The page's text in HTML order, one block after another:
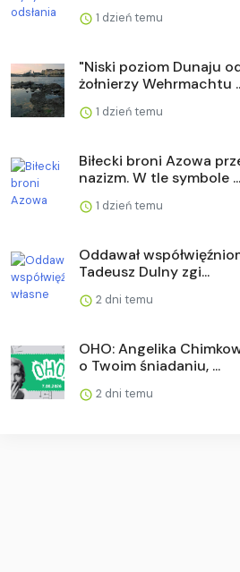
1 dzień temu
"Niski poziom Dunaju
żołnierzy Wehrmachtu
1 dzień temu
Biłecki broni Azowa
nazizm. W tle symbole ...
1 dzień temu
Oddawał
Tadeusz Dulny zgi...
2 dni temu
OHO: Angelika
o Twoim śniadaniu, ...
2 dni temu